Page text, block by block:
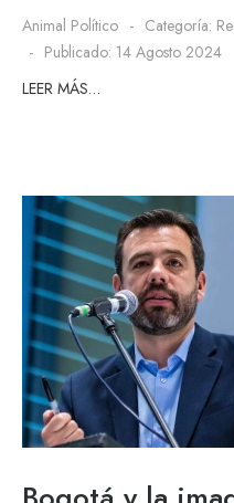
Animal Político Categoría:
Publicado: 14 Agosto 2024
LEER MÁS…